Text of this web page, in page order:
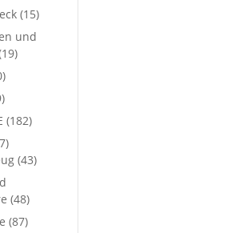
(15)
und
(182)
(43)
(48)
(87)